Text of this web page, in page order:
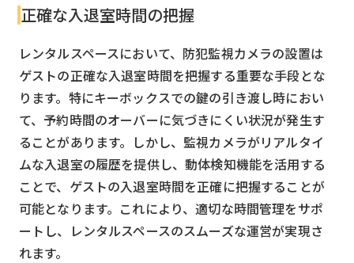
正確な入退室時間の把握
レンタルスペースにおいて、防犯監視カメラの設置は
ゲストの正確な入退室時間を把握する重要な手段とな
ります。特にキーボックスでの鍵の引き渡し時におい
て、予約時間のオーバーに気づきにくい状況が発生す
ることがあります。しかし、監視カメラがリアルタイ
ムな入退室の履歴を提供し、動体検知機能を活用する
ことで、ゲストの入退室時間を正確に把握することが
可能となります。これにより、適切な時間管理をサポ
ートし、レンタルスペースのスムーズな運営が実現さ
れます。